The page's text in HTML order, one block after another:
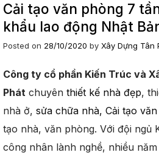
Cải tạo văn phòng 7
khẩu lao động Nhật
Posted on 28/10/2020 by Xây Dựng Tân
Công ty cổ phần Kiến Trúc và
Phát chuyên thiết kế nhà đẹp,
nhà ở, sửa chữa nhà, Cải tạo
tạo nhà, văn phòng. Với đội ngủ
công nhân lành nghề, nhiều